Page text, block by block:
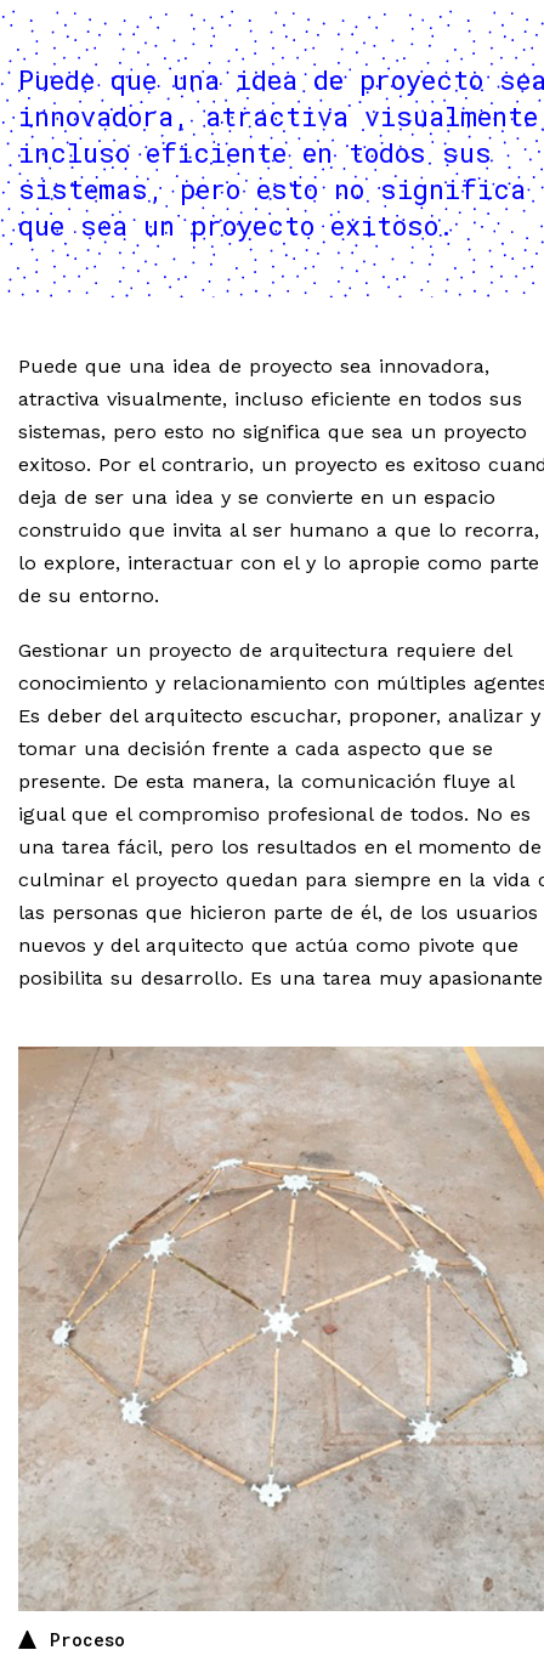
Puede que una idea de proyecto
innovadora, atractiva
incluso eficiente en todos sus
sistemas, pero esto no significa
que sea un proyecto exitoso.
Puede que una idea de proyecto sea innovadora,
atractiva visualmente, incluso eficiente en todos sus
sistemas, pero esto no significa que sea un proyecto
exitoso. Por el contrario, un proyecto es exitoso
deja de ser una idea y se convierte en un espacio
construido que invita al ser humano a que lo recorra,
lo explore, interactuar con el y lo apropie como parte
de su entorno.
Gestionar un proyecto de arquitectura requiere del
conocimiento y relacionamiento con múltiples
Es deber del arquitecto escuchar, proponer, analizar y
tomar una decisión frente a cada aspecto que se
presente. De esta manera, la comunicación fluye al
igual que el compromiso profesional de todos. No es
una tarea fácil, pero los resultados en el momento de
culminar el proyecto quedan para siempre en la vida
las personas que hicieron parte de él, de los usuarios
nuevos y del arquitecto que actúa como pivote que
posibilita su desarrollo. Es una tarea muy
Proceso